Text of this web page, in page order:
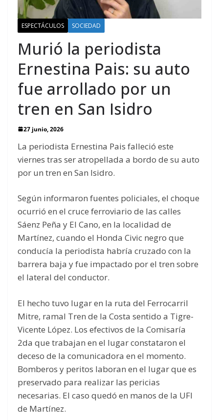
ESPECTÁCULOS SOCIEDAD
Murió la periodista
Ernestina Pais: su auto
fue arrollado por un
tren en San Isidro
27 junio, 2026
La periodista Ernestina Pais falleció este
viernes tras ser atropellada a bordo de su auto
por un tren en San Isidro.
Según informaron fuentes policiales, el choque
ocurrió en el cruce ferroviario de las calles
Sáenz Peña y El Cano, en la localidad de
Martínez, cuando el Honda Civic negro que
conducía la periodista habría cruzado con la
barrera baja y fue impactado por el tren sobre
el lateral del conductor.
El hecho tuvo lugar en la ruta del Ferrocarril
Mitre, ramal Tren de la Costa sentido a Tigre-
Vicente López. Los efectivos de la Comisaría
2da que trabajan en el lugar constataron el
deceso de la comunicadora en el momento.
Bomberos y peritos laboran en el lugar que es
preservado para realizar las pericias
necesarias. El caso quedó en manos de la UFI
de Martínez.